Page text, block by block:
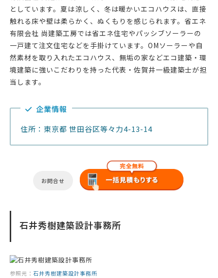
としています。夏は涼しく、冬は暖かいエコハウスは、直接
触れる床や壁は柔らかく、ぬくもりを感じられます。省エネ
有限会社 尚建築工房では省エネ住宅やパッシブソーラーの
一戸建て注文住宅などを手掛けています。OMソーラーや自
然素材を取り入れたエコハウス、無垢の家などエコ建築・環
境建築に強いこだわりを持った代表・佐賀井一級建築士が担
当します。
企業情報
住所：東京都 世田谷区等々力4-13-14
お問合せ
石井秀樹建築設計事務所
参照元： 石井秀樹建築設計事務所